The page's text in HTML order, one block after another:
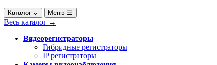
Каталог ⌄ Меню ☰
Весь каталог →
Видеорегистраторы
Гибридные регистраторы
IP регистраторы